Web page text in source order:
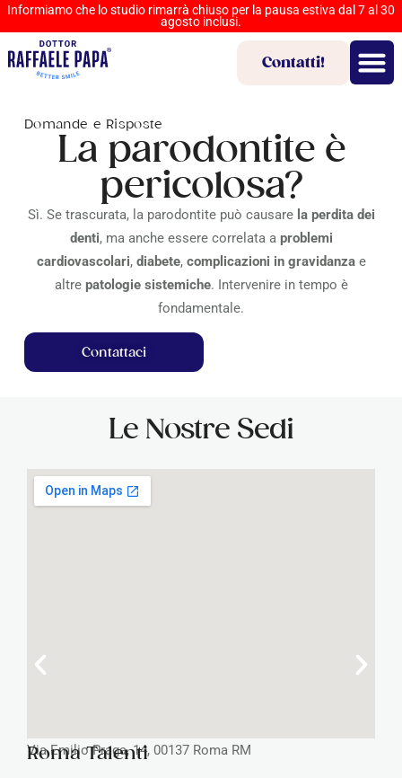
Informiamo che lo studio rimarrà chiuso per la pausa estiva dal 7 al 30
agosto inclusi.
Contatti!
Domande e Risposte
La parodontite è
pericolosa?
Sì. Se trascurata, la parodontite può causare la perdita dei
denti, ma anche essere correlata a problemi
cardiovascolari, diabete, complicazioni in gravidanzae
altre patologie sistemiche. Intervenire in tempo è
fondamentale.
Contattaci
Le Nostre Sedi
Via Emilio Praga, 14, 00137 Roma RM
Roma Talenti